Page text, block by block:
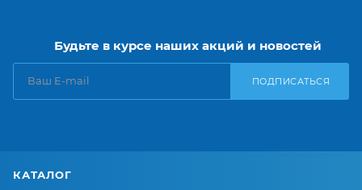
Будьте в курсе наших акций и новостей
ПОДПИСАТЬСЯ
КАТАЛОГ